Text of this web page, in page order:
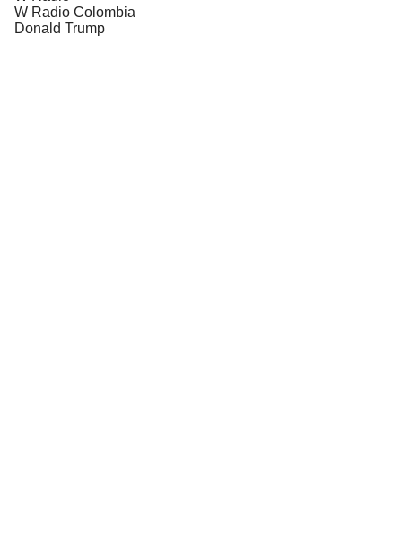
W Radio Colombia
Donald Trump